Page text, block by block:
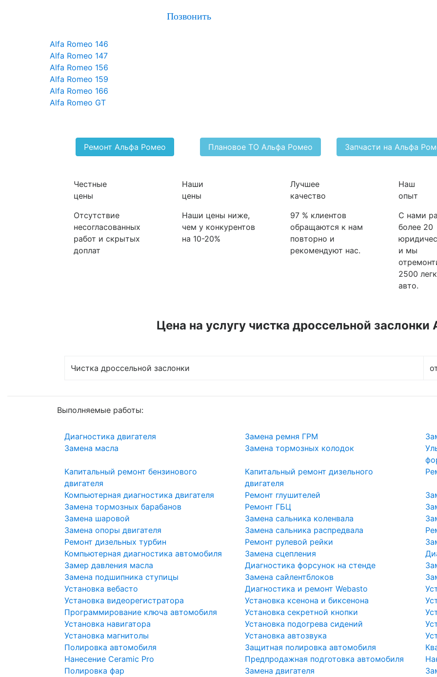
Позвонить
Alfa Romeo 146
Alfa Romeo 147
Alfa Romeo 156
Alfa Romeo 159
Alfa Romeo 166
Alfa Romeo GT
Ремонт Альфа Ромео Плановое ТО Альфа Ромео Запчасти на Альфа
Честные
цены
Отсутствие
несогласованных
работ и скрытых
доплат
Наши
цены
Наши цены ниже,
чем у конкурентов
на 10-20%
Лучшее
качество
97 % клиентов
обращаются к нам
повторно и
рекомендуют нас.
Наш
опыт
С нами
более 20
и мы
2500
авто.
Цена на услугу чистка дроссельной заслонки
Чистка дроссельной заслонки
Выполняемые работы:
Диагностика двигателя Замена ремня ГРМ
Замена масла
Замена тормозных колодок
Капитальный ремонт бензинового
двигателя
Капитальный ремонт дизельного
двигателя
Компьютерная диагностика двигателя Ремонт глушителей
Замена тормозных барабанов
Ремонт ГБЦ
Замена шаровой
Замена сальника коленвала
Замена опоры двигателя
Замена сальника распредвала
Ремонт дизельных турбин
Ремонт рулевой рейки
Компьютерная диагностика автомобиля
Замена сцепления
Замер давления масла
Диагностика форсунок на стенде
Замена подшипника ступицы
Замена сайлентблоков
Установка вебасто
Диагностика и ремонт Webasto
Установка видеорегистратора
Установка ксенона и биксенона
Программирование ключа автомобиля
Установка секретной кнопки
Установка навигатора
Установка подогрева сидений
Установка магнитолы
Установка автозвука
Полировка автомобиля
Защитная полировка автомобиля
Нанесение Ceramic Pro
Предпродажная подготовка автомобиля
Полировка фар
Замена двигателя